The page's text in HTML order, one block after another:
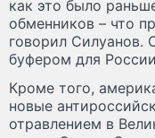
как это было
обменников – что
говорил Силуанов.
буфером для
Кроме того,
новые
отравлением в